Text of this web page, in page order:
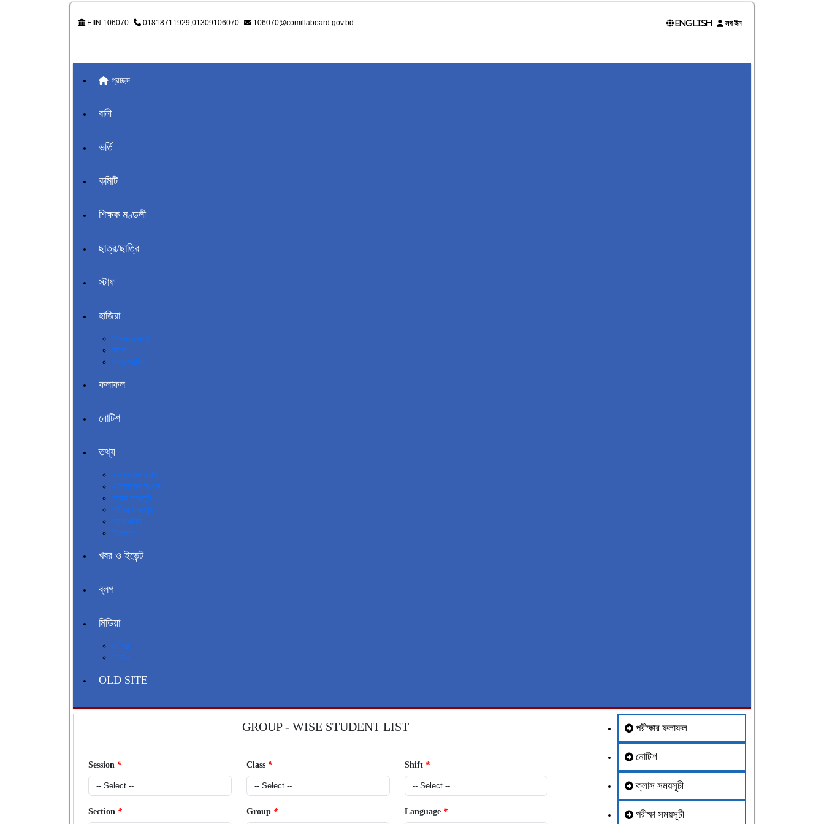
EIIN 106070 01818711929,01309106070 106070@comillaboard.gov.bd English লগ ইন
প্রচ্ছদ
বানী
ভর্তি
কমিটি
শিক্ষক মণ্ডলী
ছাত্র/ছাত্রি
স্টাফ
হাজিরা
শিক্ষক মণ্ডলী
স্টাফ
ছাত্র/ছাত্রি
ফলাফল
নোটিশ
তথ্য
একাডেমিক তথ্য
একাডেমিক সংখ্যা
ক্লাস সময়সূচী
পরীক্ষা সময়সূচী
প্রসপেক্টাস
সিলেবাস
খবর ও ইভেন্ট
ব্লগ
মিডিয়া
ছবিঘর
ভিডিও
OLD SITE
GROUP - WISE STUDENT LIST
Session * Class * Shift *
Section * Group * Language *
পরীক্ষার ফলাফল
নোটিশ
ক্লাস সময়সূচী
পরীক্ষা সময়সূচী